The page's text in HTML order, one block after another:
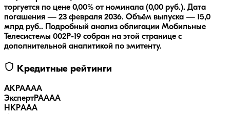
торгуется по цене 0,00% от номинала (0,00 руб.). Дата
погашения — 23 февраля 2036. Объём выпуска — 15,0
млрд руб..
Подробный анализ облигации Мобильные
Телесистемы 002Р-19 собран на этой странице с
дополнительной аналитикой по эмитенту.
Кредитные рейтинги
АКРАAAA
ЭкспертРАAAA
НКРAAA